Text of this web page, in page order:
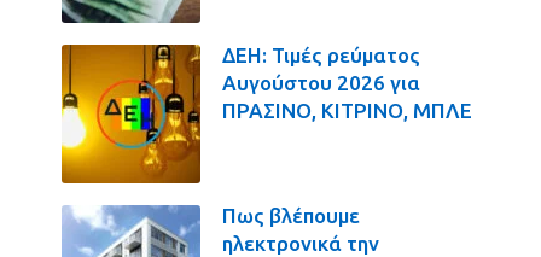
ΔΕΗ: Τιμές ρεύματος
Αυγούστου 2026 για
ΠΡΑΣΙΝΟ, ΚΙΤΡΙΝΟ, ΜΠΛΕ
Πως βλέπουμε
ηλεκτρονικά την